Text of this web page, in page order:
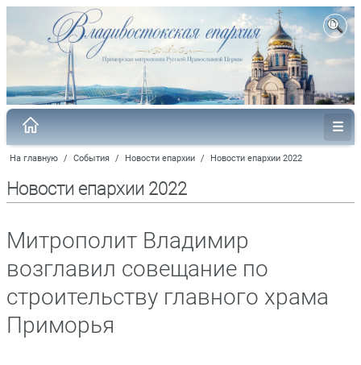
На главную / События / Новости епархии / Новости епархии 2022
Новости епархии 2022
Митрополит Владимир
возглавил совещание по
строительству главного храма
Приморья